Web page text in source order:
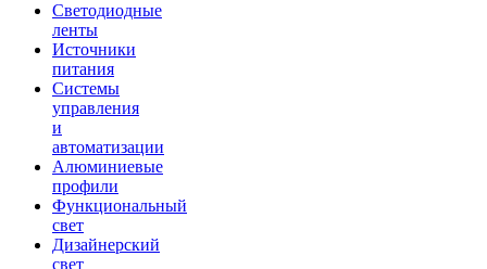
Светодиодные
ленты
Источники
питания
Системы
управления
и
автоматизации
Алюминиевые
профили
Функциональный
свет
Дизайнерский
свет